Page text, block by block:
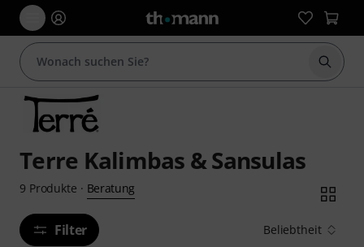
Suche
Terre Kalimbas & Sansulas
9 Produkte · Beratung
Filter Beliebtheit